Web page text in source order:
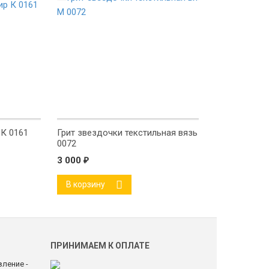
0161
Грит звездочки текстильная вязь М
0072
3 000 ₽
В корзину
-
ПРИНИМАЕМ К ОПЛАТЕ